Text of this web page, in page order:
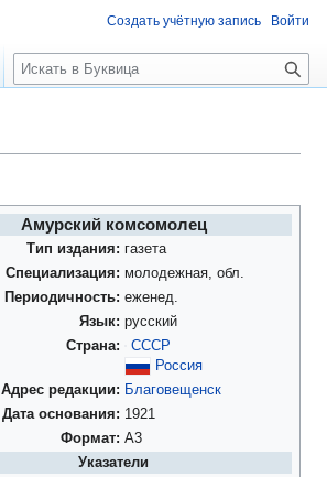
Амурский комсомолец
Тип издания: газета
Специализация: молодежная, обл.
Периодичность: еженед.
Язык: русский
Страна:
СССР
Россия
Адрес редакции: Благовещенск
Дата основания: 1921
Формат: А3
Указатели
Создать учётную запись Войти
П
о
к